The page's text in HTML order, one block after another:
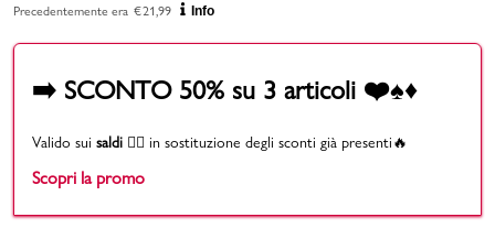
Carrello
Promo & News
negozi
Precedentemente era €21,99 Info
➡️ SCONTO 50% su 3 articoli ❤️♠️♦️
Valido sui saldi 👉🏻 in sostituzione degli sconti già presenti🔥
Scopri la promo